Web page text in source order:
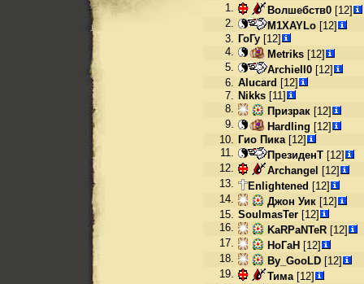
1.
Волшебств0 [12]
2.
M1XAYLo [12]
3. ГоГу [12]
4.
Metriks [12]
5.
ArchieII0 [12]
6. Alucard [12]
7. Nikks [11]
8.
Призрак [12]
9.
Hardling [12]
10. Гио Пика [12]
11.
ПрезиденТ [12]
12.
Archangel [12]
13.
Enlightened [12]
14.
Джон Уик [12]
15. SoulmasTer [12]
16.
KaRPaNTeR [12]
17.
НоГаН [12]
18.
By_GooLD [12]
19.
Тима [12]